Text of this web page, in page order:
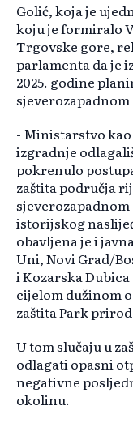
Golić, koja je
koju je formiralo
Trgovske gore,
parlamenta da je
2025. godine
sjeverozapadnom
- Ministarstvo
izgradnje
pokrenulo
zaštita područja
sjeverozapadnom
istorijskog
obavljena je i
Uni, Novi Grad/
i Kozarska
cijelom dužinom
zaštita Park
U tom slučaju u
odlagati opasni
negativne
okolinu.